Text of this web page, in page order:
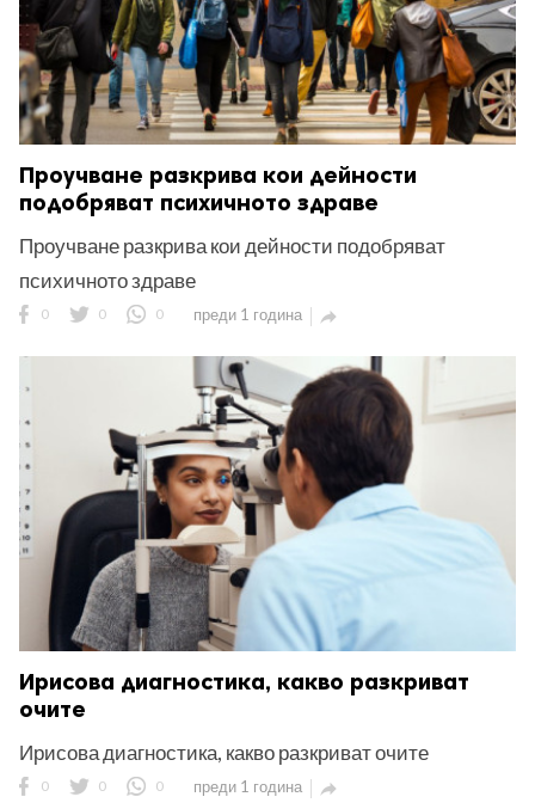
Проучване разкрива кои дейности
подобряват психичното здраве
Проучване разкрива кои дейности подобряват
психичното здраве
0 0 0 преди 1 година 
Ирисова диагностика, какво разкриват
очите
Ирисова диагностика, какво разкриват очите
0 0 0 преди 1 година 